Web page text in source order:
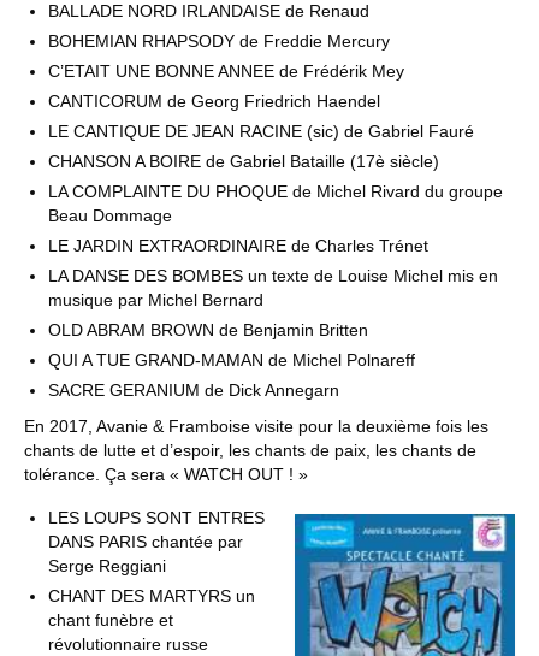
BALLADE NORD IRLANDAISE de Renaud
BOHEMIAN RHAPSODY de Freddie Mercury
C’ETAIT UNE BONNE ANNEE de Frédérik Mey
CANTICORUM de Georg Friedrich Haendel
LE CANTIQUE DE JEAN RACINE (sic) de Gabriel Fauré
CHANSON A BOIRE de Gabriel Bataille (17è siècle)
LA COMPLAINTE DU PHOQUE de Michel Rivard du groupe
Beau Dommage
LE JARDIN EXTRAORDINAIRE de Charles Trénet
LA DANSE DES BOMBES un texte de Louise Michel mis en
musique par Michel Bernard
OLD ABRAM BROWN de Benjamin Britten
QUI A TUE GRAND-MAMAN de Michel Polnareff
SACRE GERANIUM de Dick Annegarn
En 2017, Avanie & Framboise visite pour la deuxième fois les
chants de lutte et d’espoir, les chants de paix, les chants de
tolérance. Ça sera « WATCH OUT ! »
LES LOUPS SONT ENTRES
DANS PARIS chantée par
Serge Reggiani
CHANT DES MARTYRS un
chant funèbre et
révolutionnaire russe